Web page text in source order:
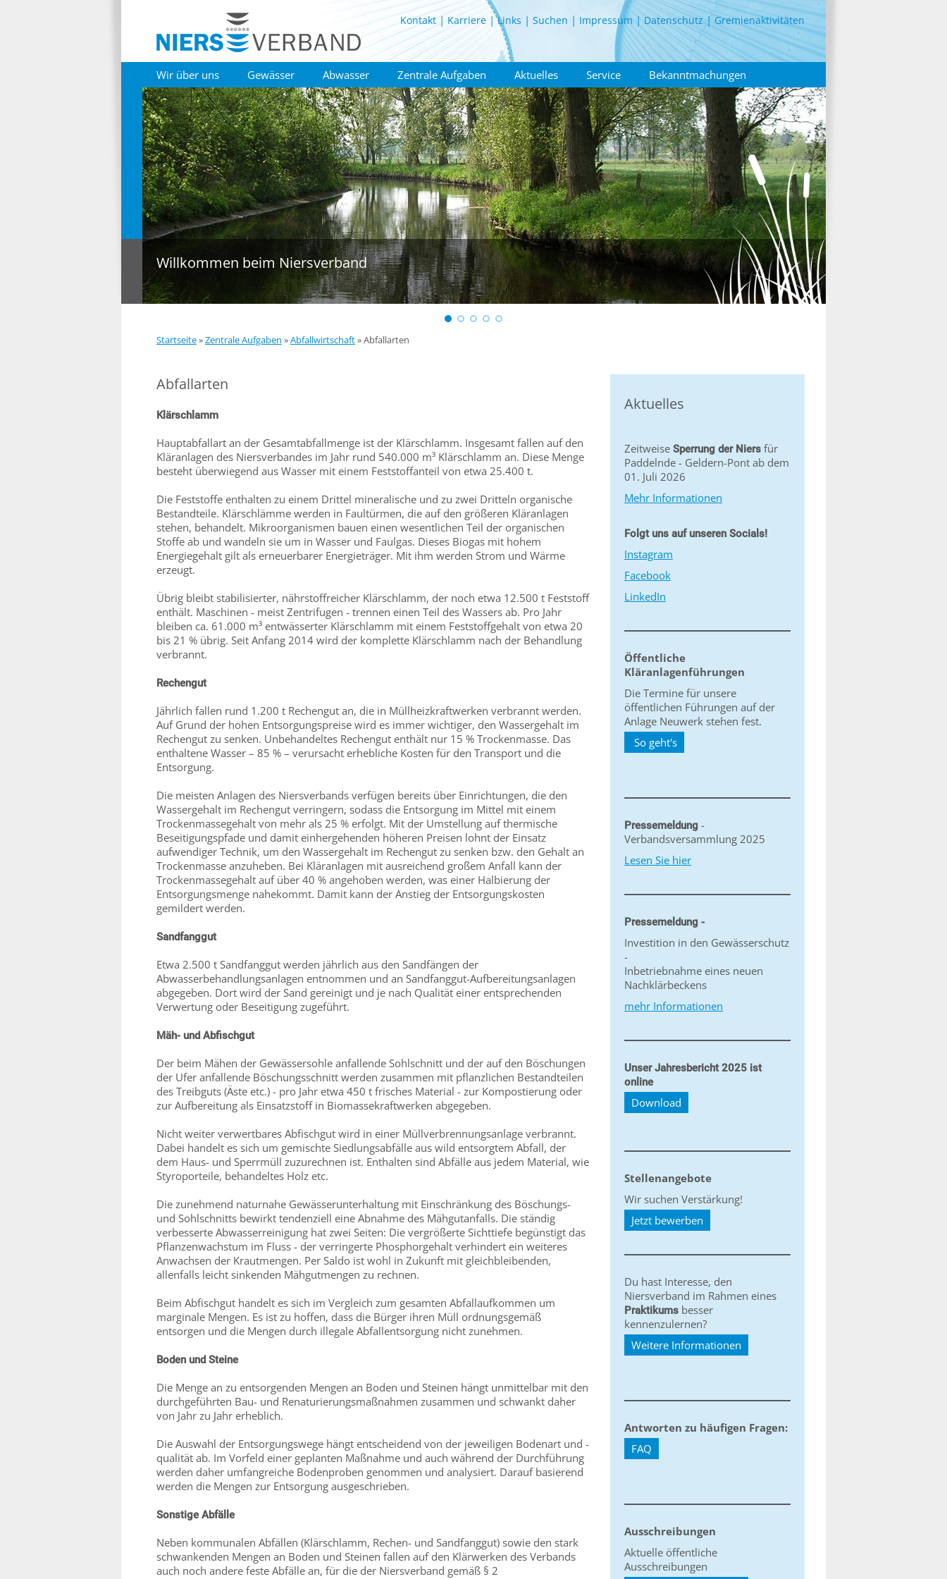
Kontakt Karriere Links Suchen Impressum Datenschutz Gremienaktivitäten
Wir über uns Gewässer Abwasser Zentrale Aufgaben Aktuelles Service Bekanntmachungen
Willkommen beim Niersverband
Startseite»Zentrale Aufgaben »Abfallwirtschaft»Abfallarten
Abfallarten
Klärschlamm
Hauptabfallart an der Gesamtabfallmenge ist der Klärschlamm. Insgesamt fallen auf den
Kläranlagen des Niersverbandes im Jahr rund 540.000 m³ Klärschlamm an. Diese Menge
besteht überwiegend aus Wasser mit einem Feststoffanteil von etwa 25.400 t.
Die Feststoffe enthalten zu einem Drittel mineralische und zu zwei Dritteln organische
Bestandteile. Klärschlämme werden in Faultürmen, die auf den größeren Kläranlagen
stehen, behandelt. Mikroorganismen bauen einen wesentlichen Teil der organischen
Stoffe ab und wandeln sie um in Wasser und Faulgas. Dieses Biogas mit hohem
Energiegehalt gilt als erneuerbarer Energieträger. Mit ihm werden Strom und Wärme
erzeugt.
Übrig bleibt stabilisierter, nährstoffreicher Klärschlamm, der noch etwa 12.500 t Feststoff
enthält. Maschinen - meist Zentrifugen - trennen einen Teil des Wassers ab. Pro Jahr
bleiben ca. 61.000 m³ entwässerter Klärschlamm mit einem Feststoffgehalt von etwa 20
bis 21 % übrig. Seit Anfang 2014 wird der komplette Klärschlamm nach der Behandlung
verbrannt.
Rechengut
Jährlich fallen rund 1.200 t Rechengut an, die in Müllheizkraftwerken verbrannt werden.
Auf Grund der hohen Entsorgungspreise wird es immer wichtiger, den Wassergehalt im
Rechengut zu senken. Unbehandeltes Rechengut enthält nur 15 % Trockenmasse. Das
enthaltene Wasser – 85 % – verursacht erhebliche Kosten für den Transport und die
Entsorgung.
Die meisten Anlagen des Niersverbands verfügen bereits über Einrichtungen, die den
Wassergehalt im Rechengut verringern, sodass die Entsorgung im Mittel mit einem
Trockenmassegehalt von mehr als 25 % erfolgt. Mit der Umstellung auf thermische
Beseitigungspfade und damit einhergehenden höheren Preisen lohnt der Einsatz
aufwendiger Technik, um den Wassergehalt im Rechengut zu senken bzw. den Gehalt an
Trockenmasse anzuheben. Bei Kläranlagen mit ausreichend großem Anfall kann der
Trockenmassegehalt auf über 40 % angehoben werden, was einer Halbierung der
Entsorgungsmenge nahekommt. Damit kann der Anstieg der Entsorgungskosten
gemildert werden.
Sandfanggut
Etwa 2.500 t Sandfanggut werden jährlich aus den Sandfängen der
Abwasserbehandlungsanlagen entnommen und an Sandfanggut-Aufbereitungsanlagen
abgegeben. Dort wird der Sand gereinigt und je nach Qualität einer entsprechenden
Verwertung oder Beseitigung zugeführt.
Mäh- und Abfischgut
Der beim Mähen der Gewässersohle anfallende Sohlschnitt und der auf den Böschungen
der Ufer anfallende Böschungsschnitt werden zusammen mit pflanzlichen Bestandteilen
des Treibguts (Äste etc.) - pro Jahr etwa 450 t frisches Material - zur Kompostierung oder
zur Aufbereitung als Einsatzstoff in Biomassekraftwerken abgegeben.
Nicht weiter verwertbares Abfischgut wird in einer Müllverbrennungsanlage verbrannt.
Dabei handelt es sich um gemischte Siedlungsabfälle aus wild entsorgtem Abfall, der
dem Haus- und Sperrmüll zuzurechnen ist. Enthalten sind Abfälle aus jedem Material, wie
Styroporteile, behandeltes Holz etc.
Die zunehmend naturnahe Gewässerunterhaltung mit Einschränkung des Böschungs-
und Sohlschnitts bewirkt tendenziell eine Abnahme des Mähgutanfalls. Die ständig
verbesserte Abwasserreinigung hat zwei Seiten: Die vergrößerte Sichttiefe begünstigt das
Pflanzenwachstum im Fluss - der verringerte Phosphorgehalt verhindert ein weiteres
Anwachsen der Krautmengen. Per Saldo ist wohl in Zukunft mit gleichbleibenden,
allenfalls leicht sinkenden Mähgutmengen zu rechnen.
Beim Abfischgut handelt es sich im Vergleich zum gesamten Abfallaufkommen um
marginale Mengen. Es ist zu hoffen, dass die Bürger ihren Müll ordnungsgemäß
entsorgen und die Mengen durch illegale Abfallentsorgung nicht zunehmen.
Boden und Steine
Die Menge an zu entsorgenden Mengen an Boden und Steinen hängt unmittelbar mit den
durchgeführten Bau- und Renaturierungsmaßnahmen zusammen und schwankt daher
von Jahr zu Jahr erheblich.
Die Auswahl der Entsorgungswege hängt entscheidend von der jeweiligen Bodenart und -
qualität ab. Im Vorfeld einer geplanten Maßnahme und auch während der Durchführung
werden daher umfangreiche Bodenproben genommen und analysiert. Darauf basierend
werden die Mengen zur Entsorgung ausgeschrieben.
Sonstige Abfälle
Neben kommunalen Abfällen (Klärschlamm, Rechen- und Sandfanggut) sowie den stark
schwankenden Mengen an Boden und Steinen fallen auf den Klärwerken des Verbands
auch noch andere feste Abfälle an, für die der Niersverband gemäß § 2
Aktuelles
Zeitweise Sperrung der Niers für
Paddelnde - Geldern-Pont ab dem
01. Juli 2026
Mehr Informationen
Folgt uns auf unseren Socials!
Instagram
Facebook
LinkedIn
Öffentliche
Kläranlagenführungen
Die Termine für unsere
öffentlichen Führungen auf der
Anlage Neuwerk stehen fest.
So geht's
Pressemeldung -
Verbandsversammlung 2025
Lesen Sie hier
Pressemeldung -
Investition in den Gewässerschutz
-
Inbetriebnahme eines neuen
Nachklärbeckens
mehr Informationen
Unser Jahresbericht 2025 ist
online
Download
Stellenangebote
Wir suchen Verstärkung!
Jetzt bewerben
Du hast Interesse, den
Niersverband im Rahmen eines
Praktikums besser
kennenzulernen?
Weitere Informationen
Antworten zu häufigen Fragen:
FAQ
Ausschreibungen
Aktuelle öffentliche
Ausschreibungen